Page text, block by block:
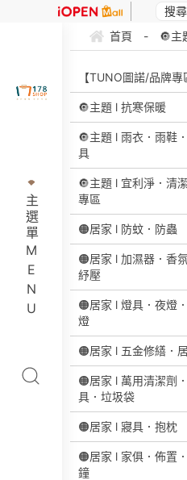
主選單MENU
首頁 - 🔘主
【TUNO圖諾/品牌專
🔘主題 l 抗寒保暖
🔘主題 l 雨衣．雨鞋
具
🔘主題 l 宜利淨．清
專區
🟠居家 l 防蚊．防蟲
🟠居家 l 加濕器．香氛
紓壓
🟠居家 l 燈具．夜燈
燈
🟠居家 l 五金修繕．
🟠居家 l 萬用清潔劑
具．垃圾袋
🟠居家 l 寢具．抱枕
🟠居家 l 家俱．佈置
鐘